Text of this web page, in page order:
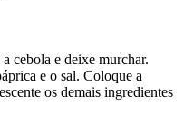
cebola e deixe murchar.
e o sal. Coloque a
os demais ingredientes